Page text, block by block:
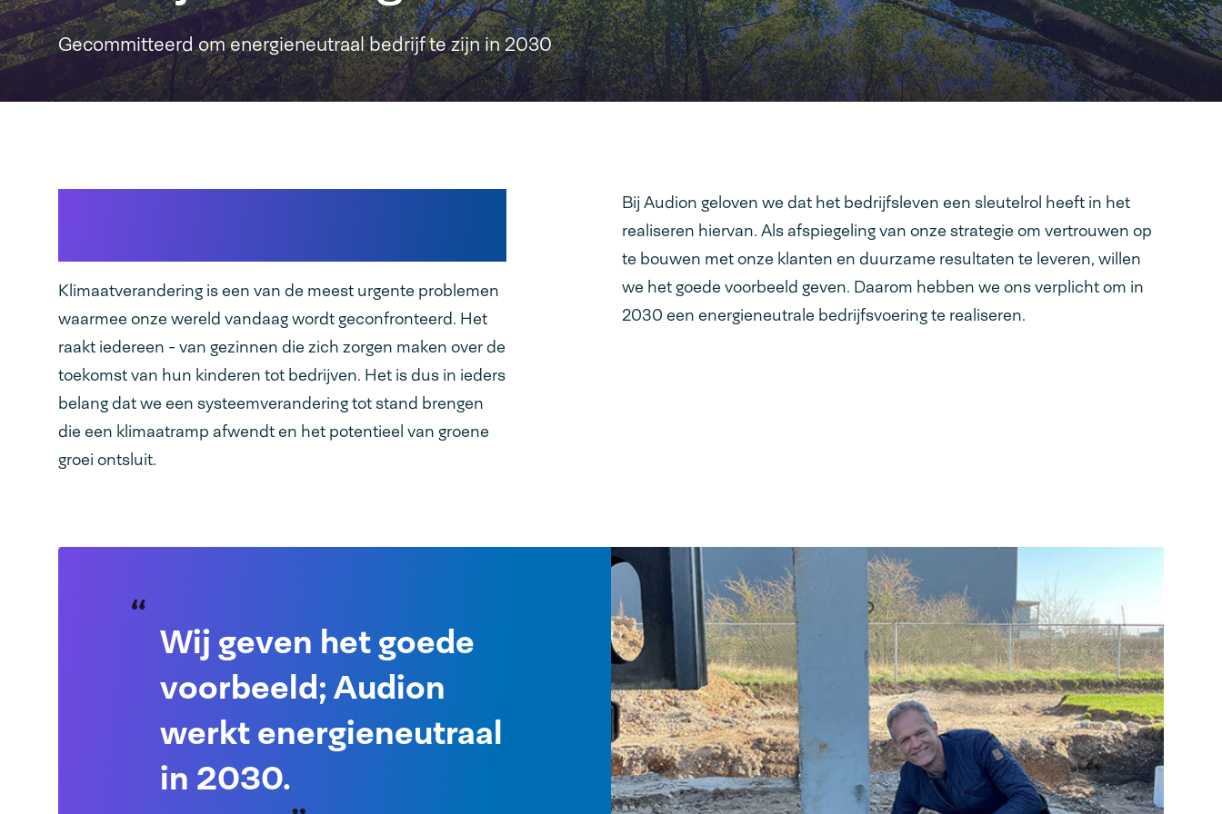
Gecommitteerd om energieneutraal bedrijf te zijn in 2030
Klimaatverandering is een van de meest urgente problemen
waarmee onze wereld vandaag wordt geconfronteerd. Het
raakt iedereen - van gezinnen die zich zorgen maken over de
toekomst van hun kinderen tot bedrijven. Het is dus in ieders
belang dat we een systeemverandering tot stand brengen
die een klimaatramp afwendt en het potentieel van groene
groei ontsluit.
Bij Audion geloven we dat het bedrijfsleven een sleutelrol heeft in het
realiseren hiervan. Als afspiegeling van onze strategie om vertrouwen op
te bouwen met onze klanten en duurzame resultaten te leveren, willen
we het goede voorbeeld geven. Daarom hebben we ons verplicht om in
2030 een energieneutrale bedrijfsvoering te realiseren.
Wij geven het goede
voorbeeld; Audion
werkt energieneutraal
in 2030.